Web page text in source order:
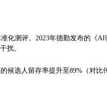
测评。2023年德勤发布的《
扰。
选人留存率提升至89%（对比